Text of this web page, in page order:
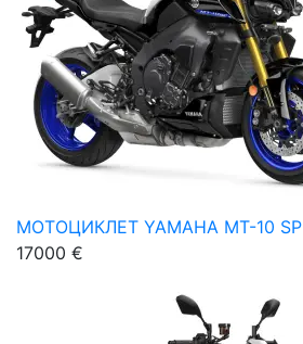
МОТОЦИКЛЕТ YAMAHA MT-10 SP
17000 €